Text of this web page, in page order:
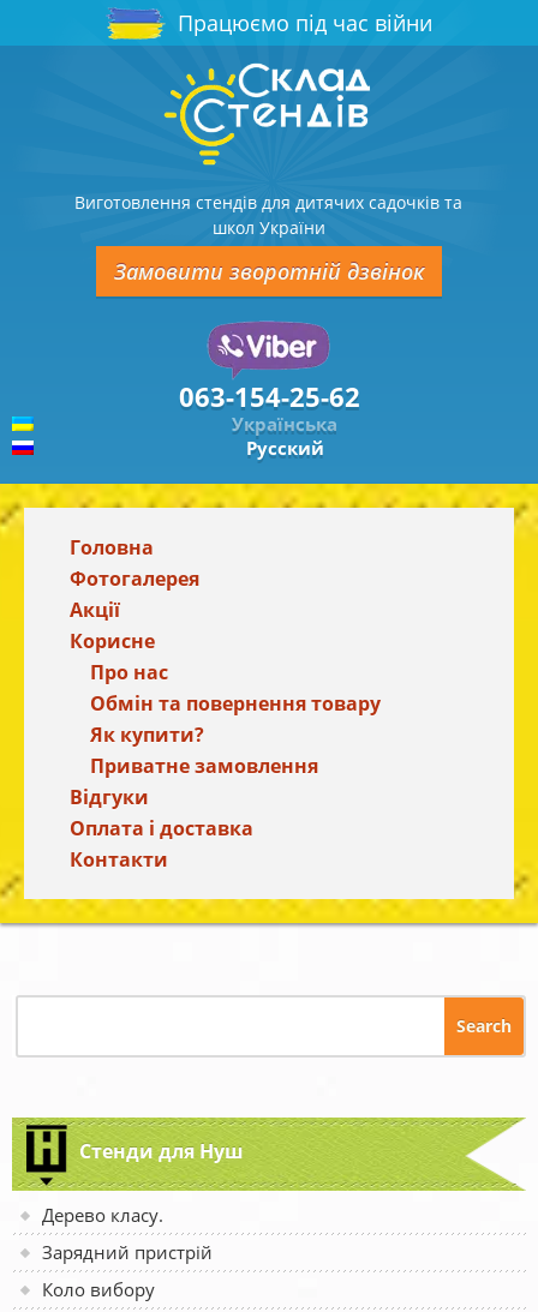
Працюємо під час війни
Виготовлення стендів для дитячих садочків та
школ України
Замовити зворотній дзвінок
063-154-25-62
Українська
Русский
Головна
Фотогалерея
Акції
Корисне
Про нас
Обмін та повернення товару
Як купити?
Приватне замовлення
Відгуки
Оплата і доставка
Контакти
Стенди для Нуш
Дерево класу.
Зарядний пристрій
Коло вибору